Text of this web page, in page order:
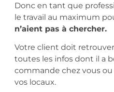
Donc en tant que
le travail au maximum
n’aient pas à chercher.
Votre client doit
toutes les infos dont il a
commande chez vous
vos locaux.